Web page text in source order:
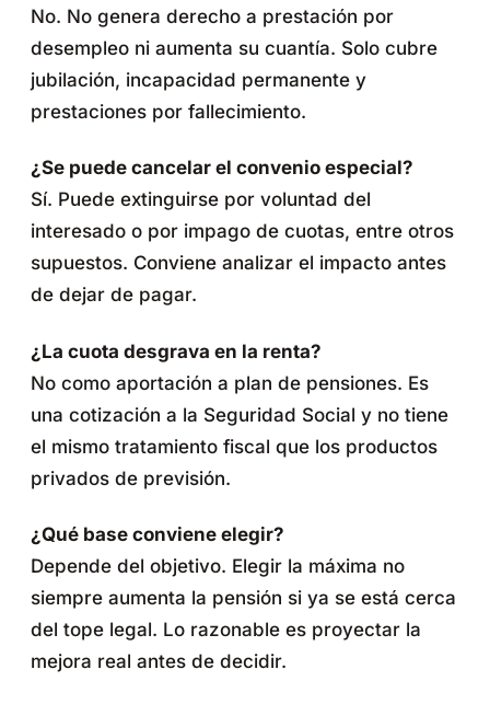
No. No genera derecho a prestación por
desempleo ni aumenta su cuantía. Solo cubre
jubilación, incapacidad permanente y
prestaciones por fallecimiento.
¿Se puede cancelar el convenio especial?
Sí. Puede extinguirse por voluntad del
interesado o por impago de cuotas, entre otros
supuestos. Conviene analizar el impacto antes
de dejar de pagar.
¿La cuota desgrava en la renta?
No como aportación a plan de pensiones. Es
una cotización a la Seguridad Social y no tiene
el mismo tratamiento fiscal que los productos
privados de previsión.
¿Qué base conviene elegir?
Depende del objetivo. Elegir la máxima no
siempre aumenta la pensión si ya se está cerca
del tope legal. Lo razonable es proyectar la
mejora real antes de decidir.